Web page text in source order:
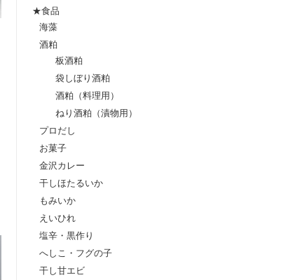
★食品
海藻
酒粕
板酒粕
袋しぼり酒粕
酒粕（料理用）
ねり酒粕（漬物用）
プロだし
お菓子
金沢カレー
干しほたるいか
もみいか
えいひれ
塩辛・黒作り
へしこ・フグの子
干し甘エビ